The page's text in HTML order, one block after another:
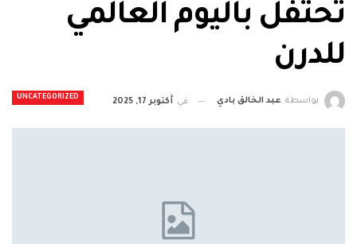
تحتفل باليوم العالمي
للدرن
UNCATEGORIZED بواسطة عبد الخالق بادي في أكتوبر 17, 2025